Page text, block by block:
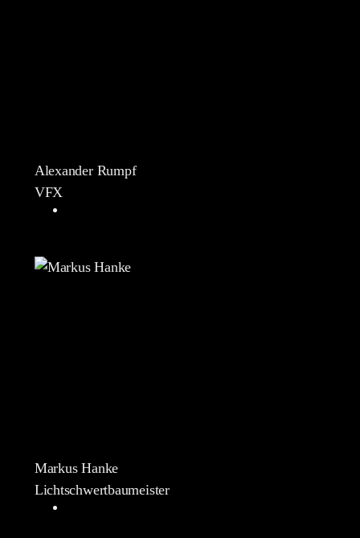
Alexander Rumpf
VFX
Markus Hanke
Lichtschwertbaumeister